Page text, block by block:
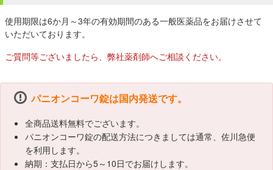
使用期限は6か月～3年の有効期間のある一般医薬品をお届けさせて
いただいております。
ご質問等ございましたら、弊社薬剤師へご相談ください。
パニオンコーワ錠は国内発送です。
全商品送料無料でございます。
パニオンコーワ錠の配送方法につきましては通常、佐川急便
を利用します。
納期：支払日から5～10日でお届けします。